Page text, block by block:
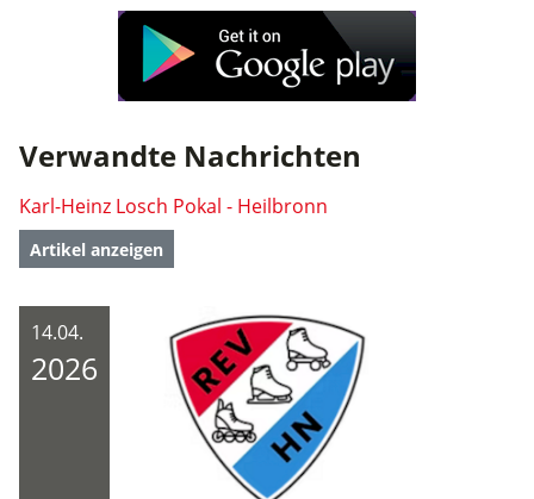
Verwandte Nachrichten
Karl-Heinz Losch Pokal - Heilbronn
Artikel anzeigen
14.04.
2026